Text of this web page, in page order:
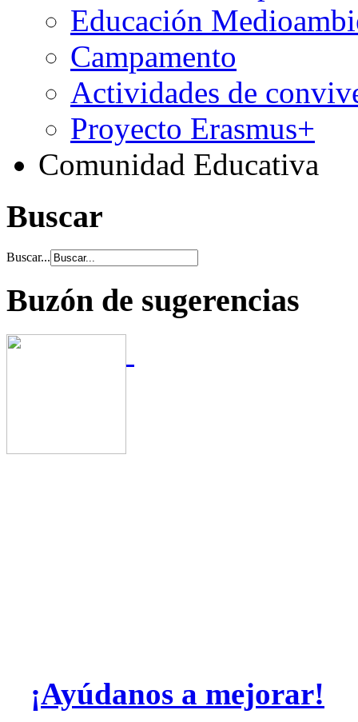
Educación
Campamento
Actividades de
Proyecto Erasmus+
Comunidad Educativa
Buscar
Buscar...
Buzón de sugerencias
¡Ayúdanos a mejorar!